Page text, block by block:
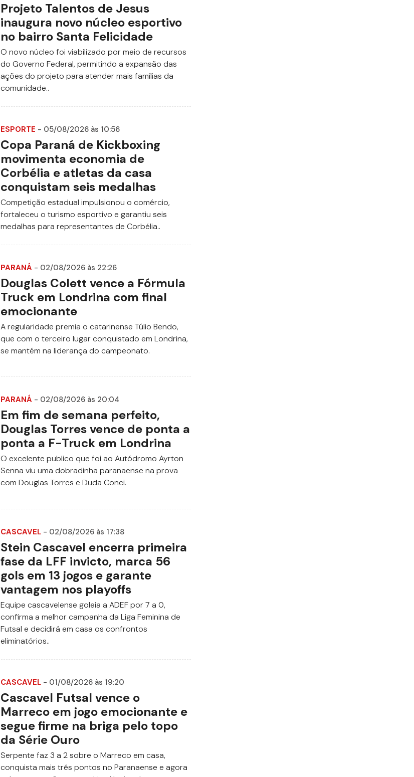
Projeto Talentos de Jesus
inaugura novo núcleo esportivo
no bairro Santa Felicidade
O novo núcleo foi viabilizado por meio de recursos
do Governo Federal, permitindo a expansão das
ações do projeto para atender mais famílias da
comunidade..
ESPORTE - 05/08/2026 às 10:56
Copa Paraná de Kickboxing
movimenta economia de
Corbélia e atletas da casa
conquistam seis medalhas
Competição estadual impulsionou o comércio,
fortaleceu o turismo esportivo e garantiu seis
medalhas para representantes de Corbélia..
PARANÁ - 02/08/2026 às 22:26
Douglas Colett vence a Fórmula
Truck em Londrina com final
emocionante
A regularidade premia o catarinense Túlio Bendo,
que com o terceiro lugar conquistado em Londrina,
se mantém na liderança do campeonato.
PARANÁ - 02/08/2026 às 20:04
Em fim de semana perfeito,
Douglas Torres vence de ponta a
ponta a F-Truck em Londrina
O excelente publico que foi ao Autódromo Ayrton
Senna viu uma dobradinha paranaense na prova
com Douglas Torres e Duda Conci.
CASCAVEL - 02/08/2026 às 17:38
Stein Cascavel encerra primeira
fase da LFF invicto, marca 56
gols em 13 jogos e garante
vantagem nos playoffs
Equipe cascavelense goleia a ADEF por 7 a 0,
confirma a melhor campanha da Liga Feminina de
Futsal e decidirá em casa os confrontos
eliminatórios..
CASCAVEL - 01/08/2026 às 19:20
Cascavel Futsal vence o
Marreco em jogo emocionante e
segue firme na briga pelo topo
da Série Ouro
Serpente faz 3 a 2 sobre o Marreco em casa,
conquista mais três pontos no Paranaense e agora